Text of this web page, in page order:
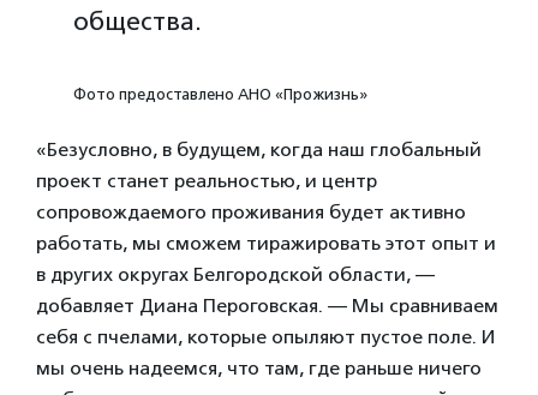
общества.
Фото предоставлено АНО «Прожизнь»
«Безусловно, в будущем, когда наш глобальный
проект станет реальностью, и центр
сопровождаемого проживания будет активно
работать, мы сможем тиражировать этот опыт и
в других округах Белгородской области, —
добавляет Диана Пероговская. — Мы сравниваем
себя с пчелами, которые опыляют пустое поле. И
мы очень надеемся, что там, где раньше ничего